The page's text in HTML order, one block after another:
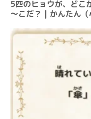
5匹のヒョウが、どこ
～こだ？ | かんたん